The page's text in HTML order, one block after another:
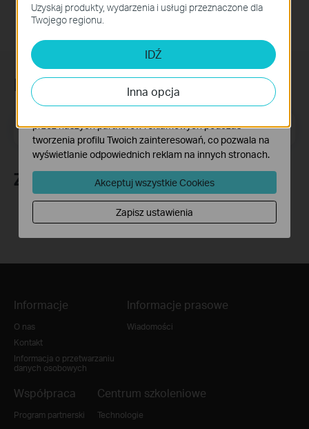
Newsletter
Adres e-mail Zapisz się
Znajdź nas
Informacje
O nas
Kontakt
Informacja o przetwarzaniu
danych osobowych
Informacje prasowe
Wiadomości
Współpraca
Program partnerski
Centrum szkoleniowe
Technologie
Uzyskaj produkty, wydarzenia i usługi przeznaczone dla
Twojego regionu.
IDŹ
Inna opcja
Te pliki cookies niezbędne są do poprawnego działania
witryny i nie moga zostać wyłączone.
Cookies dotyczące analizy i marketingu
Analiza - Te pliki Cookies są wykorzystywane w celu
analizy ruchu na naszej stronie, co umożliwia poprawę i
dostosowanie wyświetlanych treści.
przez naszych partnerów reklamowych podczas
tworzenia profilu Twoich zainteresowań, co pozwala na
wyświetlanie odpowiednich reklam na innych stronach.
Akceptuj wszystkie Cookies
Zapisz ustawienia